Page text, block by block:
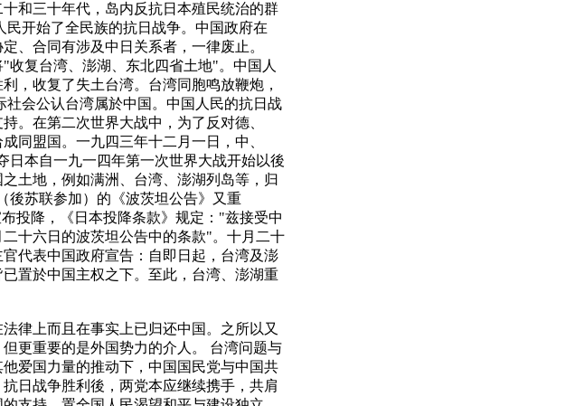
和三十年代，岛内反抗日本殖民统治的群
开始了全民族的抗日战争。中国政府在
、合同有涉及中日关系者，一律废止。
收复台湾、澎湖、东北四省土地"。中国人
，收复了失土台湾。台湾同胞鸣放鞭炮，
会公认台湾属於中国。中国人民的抗日战
。在第二次世界大战中，为了反对德、
同盟国。一九四三年十二月一日，中、
日本自一九一四年第一次世界大战开始以後
土地，例如满洲、台湾、澎湖列岛等，归
後苏联参加）的《波茨坦公告》又重
投降，《日本投降条款》规定："兹接受中
十六日的波茨坦公告中的条款"。十月二十
代表中国政府宣告：自即日起，台湾及澎
置於中国主权之下。至此，台湾、澎湖重
律上而且在事实上已归还中国。之所以又
更重要的是外国势力的介人。 台湾问题与
爱国力量的推动下，中国国民党与中国共
日战争胜利後，两党本应继续携手，共肩